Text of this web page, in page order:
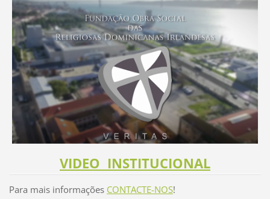
VIDEO INSTITUCIONAL
Para mais informações CONTACTE-NOS!